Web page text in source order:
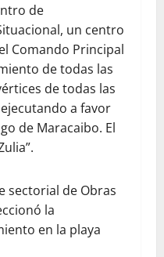
de
un centro
Comando Principal
de todas las
de todas las
a favor
de Maracaibo. El
sectorial de Obras
la
en la playa